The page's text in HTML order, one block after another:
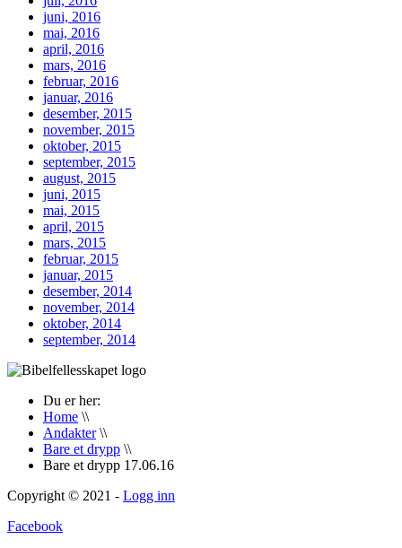
juni, 2016
mai, 2016
april, 2016
mars, 2016
februar, 2016
januar, 2016
desember, 2015
november, 2015
oktober, 2015
september, 2015
august, 2015
juni, 2015
mai, 2015
april, 2015
mars, 2015
februar, 2015
januar, 2015
desember, 2014
november, 2014
oktober, 2014
september, 2014
Du er her:
Home \\
Andakter \\
Bare et drypp \\
Bare et drypp 17.06.16
Copyright © 2021 - Logg inn
Facebook